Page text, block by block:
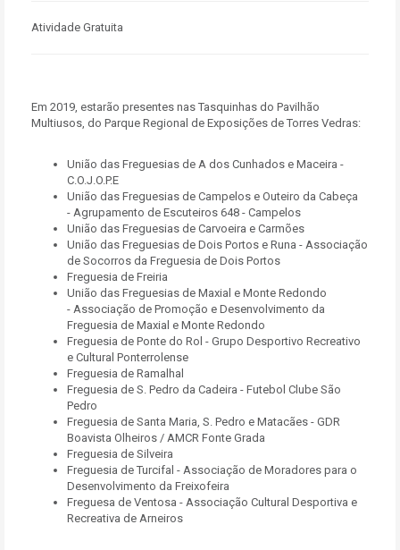
Atividade Gratuita
Em 2019, estarão presentes nas Tasquinhas do Pavilhão
Multiusos, do Parque Regional de Exposições de Torres Vedras:
União das Freguesias de A dos Cunhados e Maceira -
C.O.J.O.P.E
União das Freguesias de Campelos e Outeiro da Cabeça
- Agrupamento de Escuteiros 648 - Campelos
União das Freguesias de Carvoeira e Carmões
União das Freguesias de Dois Portos e Runa - Associação
de Socorros da Freguesia de Dois Portos
Freguesia de Freiria
União das Freguesias de Maxial e Monte Redondo
- Associação de Promoção e Desenvolvimento da
Freguesia de Maxial e Monte Redondo
Freguesia de Ponte do Rol - Grupo Desportivo Recreativo
e Cultural Ponterrolense
Freguesia de Ramalhal
Freguesia de S. Pedro da Cadeira - Futebol Clube São
Pedro
Freguesia de Santa Maria, S. Pedro e Matacães - GDR
Boavista Olheiros / AMCR Fonte Grada
Freguesia de Silveira
Freguesia de Turcifal - Associação de Moradores para o
Desenvolvimento da Freixofeira
Freguesa de Ventosa - Associação Cultural Desportiva e
Recreativa de Arneiros